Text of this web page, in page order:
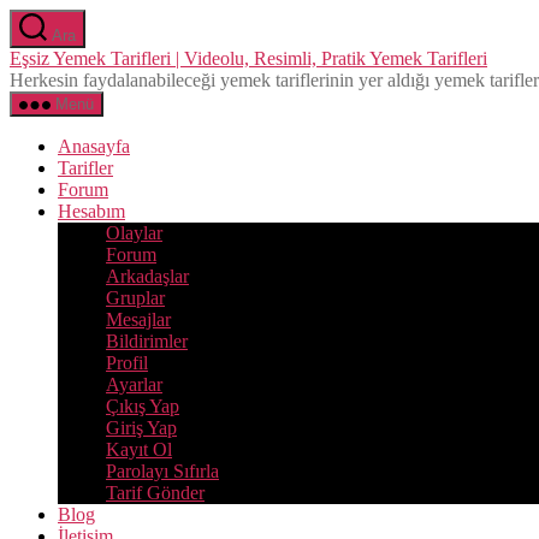
İçeriğe
atla
Ara
Eşsiz Yemek Tarifleri | Videolu, Resimli, Pratik Yemek Tarifleri
Herkesin faydalanabileceği yemek tariflerinin yer aldığı yemek
Menü
Anasayfa
Tarifler
Forum
Hesabım
Olaylar
Forum
Arkadaşlar
Gruplar
Mesajlar
Bildirimler
Profil
Ayarlar
Çıkış Yap
Giriş Yap
Kayıt Ol
Parolayı Sıfırla
Tarif Gönder
Blog